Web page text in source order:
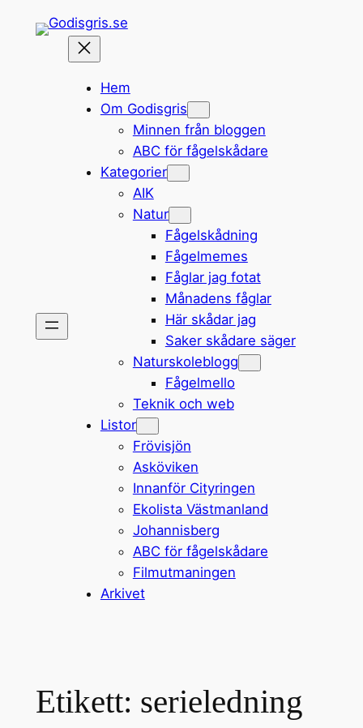
Hem
Om Godisgris
Minnen från bloggen
ABC för fågelskådare
Kategorier
AIK
Natur
Fågelskådning
Fågelmemes
Fåglar jag fotat
Månadens fåglar
Här skådar jag
Saker skådare säger
Naturskoleblogg
Fågelmello
Teknik och web
Listor
Frövisjön
Asköviken
Innanför Cityringen
Ekolista Västmanland
Johannisberg
ABC för fågelskådare
Filmutmaningen
Arkivet
Etikett: serieledning